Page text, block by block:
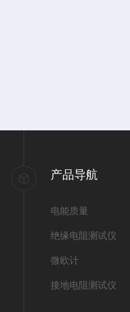
产品导航
电能质量
绝缘电阻测试仪
微欧计
接地电阻测试仪